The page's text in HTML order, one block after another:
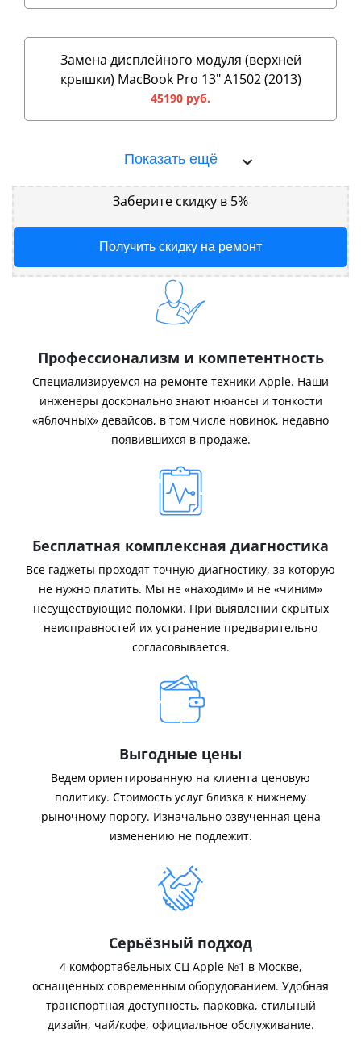
Замена дисплейного модуля (верхней
крышки) MacBook Pro 13" A1502 (2013)
45190 руб.
Показать ещё
Заберите скидку в 5%
Получить скидку на ремонт
Профессионализм и компетентность
Специализируемся на ремонте техники Apple. Наши
инженеры досконально знают нюансы и тонкости
«яблочных» девайсов, в том числе новинок, недавно
появившихся в продаже.
Бесплатная комплексная диагностика
Все гаджеты проходят точную диагностику, за которую
не нужно платить. Мы не «находим» и не «чиним»
несуществующие поломки. При выявлении скрытых
неисправностей их устранение предварительно
согласовывается.
Выгодные цены
Ведем ориентированную на клиента ценовую
политику. Стоимость услуг близка к нижнему
рыночному порогу. Изначально озвученная цена
изменению не подлежит.
Серьёзный подход
4 комфортабельных СЦ Apple №1 в Москве,
оснащенных современным оборудованием. Удобная
транспортная доступность, парковка, стильный
дизайн, чай/кофе, официальное обслуживание.